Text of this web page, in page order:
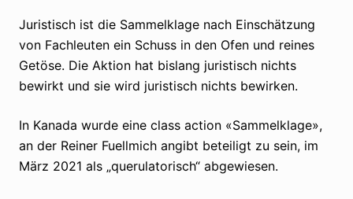
Juristisch ist die Sammelklage nach Einschätzung
von Fachleuten ein Schuss in den Ofen und reines
Getöse. Die Aktion hat bislang juristisch nichts
bewirkt und sie wird juristisch nichts bewirken.
In Kanada wurde eine class action «Sammelklage»,
an der Reiner Fuellmich angibt beteiligt zu sein, im
März 2021 als „querulatorisch“ abgewiesen.